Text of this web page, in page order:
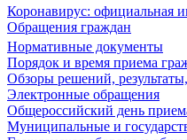
Коронавирус: официальная
Обращения граждан
Нормативные документы
Порядок и время приема
Обзоры решений,
Электронные обращения
Общероссийский день
Муниципальные и